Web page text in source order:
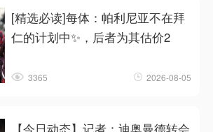
[精选必读]每体：帕利尼亚不在拜
仁的计划中✨，后者为其估价2
3365 2026-08-05